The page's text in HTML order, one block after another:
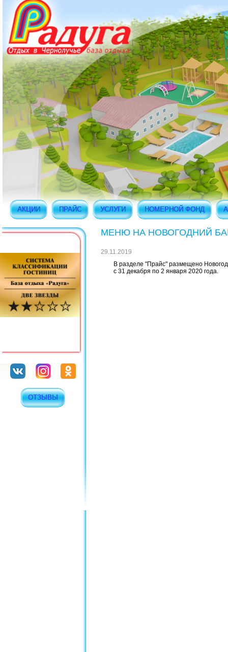
АКЦИИ ПРАЙС УСЛУГИ НОМЕРНОЙ ФОНД
ОТЗЫВЫ
МЕНЮ НА НОВОГОДНИЙ
29.11.2019
В разделе "Прайс" размещено
с 31 декабря по 2 января 2020 года.